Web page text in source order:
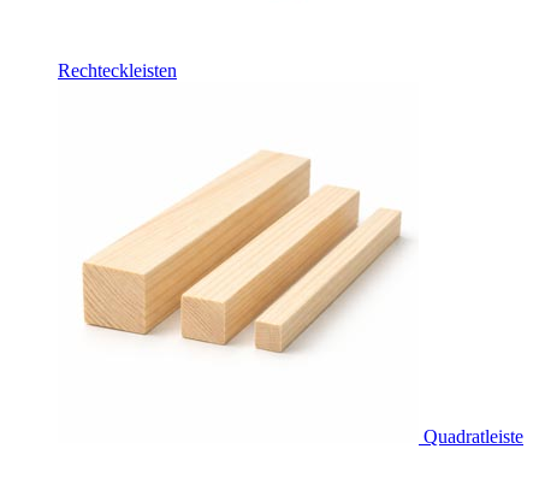
Rechteckleisten
Quadratleiste